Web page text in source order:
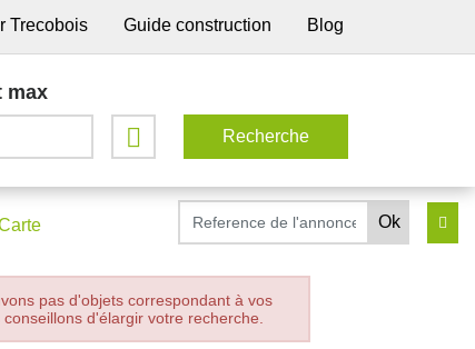
Trecobois Guide construction Blog
max
pas d'objets correspondant à vos
d'élargir votre recherche.